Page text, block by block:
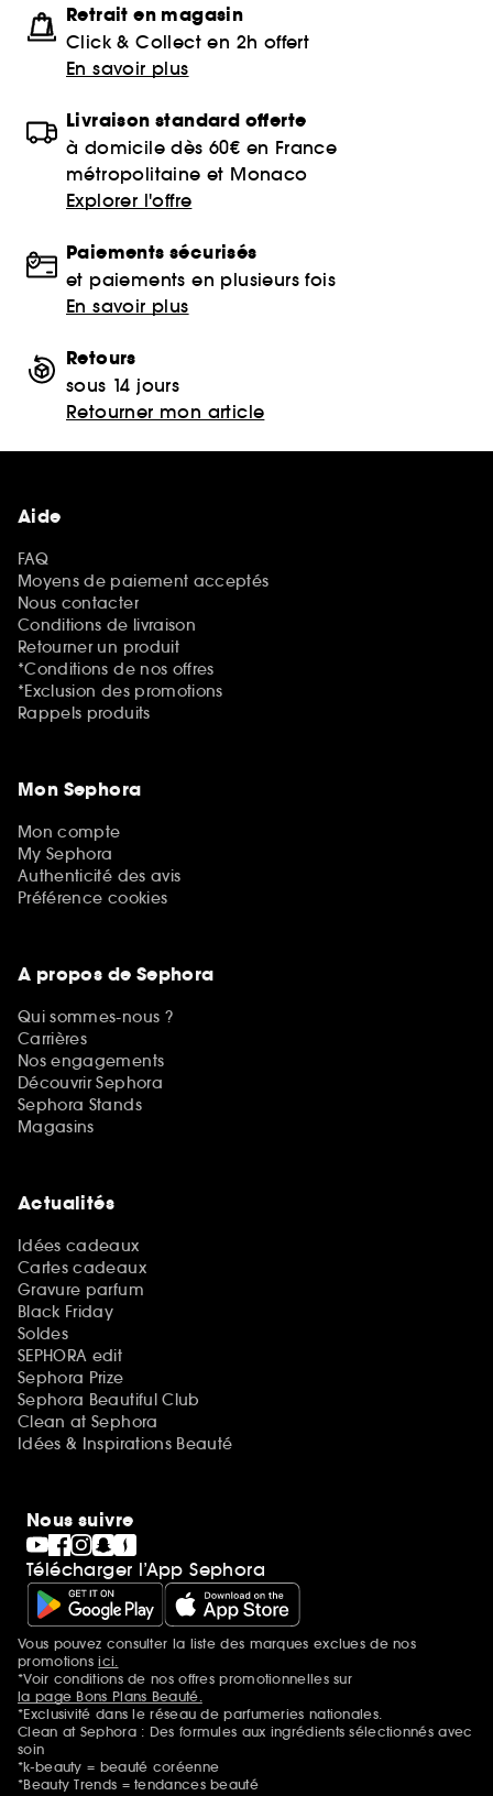
Retrait en magasin
Click & Collect en 2h offert
En savoir plus
Livraison standard offerte
à domicile dès 60€ en France
métropolitaine et Monaco
Explorer l'offre
Paiements sécurisés
et paiements en plusieurs fois
En savoir plus
Retours
sous 14 jours
Retourner mon article
Aide
FAQ
Moyens de paiement acceptés
Nous contacter
Conditions de livraison
Retourner un produit
*Conditions de nos offres
*Exclusion des promotions
Rappels produits
Mon Sephora
Mon compte
My Sephora
Authenticité des avis
Préférence cookies
A propos de Sephora
Qui sommes-nous ?
Carrières
Nos engagements
Découvrir Sephora
Sephora Stands
Magasins
Actualités
Idées cadeaux
Cartes cadeaux
Gravure parfum
Black Friday
Soldes
SEPHORA edit
Sephora Prize
Sephora Beautiful Club
Clean at Sephora
Idées & Inspirations Beauté
Nous suivre
Télécharger l’App Sephora
Mentions additionnelles
Vous pouvez consulter la liste des marques exclues de nos
promotionsici.
*Voir conditions de nos offres promotionnelles sur
la page Bons Plans Beauté.
*Exclusivité dans le réseau de parfumeries nationales.
Clean at Sephora : Des formules aux ingrédients sélectionnés avec
soin
*k-beauty = beauté coréenne
*Beauty Trends = tendances beauté